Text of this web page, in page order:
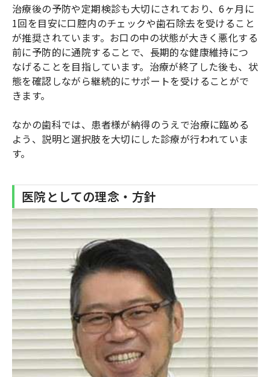
治療後の予防や定期検診も大切にされており、6ヶ月に
1回を目安に口腔内のチェックや歯石除去を受けること
が推奨されています。お口の中の状態が大きく悪化する
前に予防的に通院することで、長期的な健康維持につ
なげることを目指しています。治療が終了した後も、状
態を確認しながら継続的にサポートを受けることがで
きます。
なかの歯科では、患者様が納得のうえで治療に臨める
よう、説明と選択肢を大切にした診療が行われていま
す。
医院としての理念・方針